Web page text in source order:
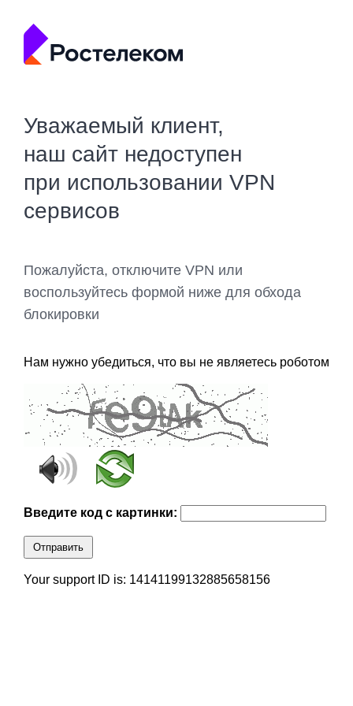
Уважаемый клиент,
наш сайт недоступен
при использовании VPN
сервисов
Пожалуйста, отключите VPN или
воспользуйтесь формой ниже для обхода
блокировки
Нам нужно убедиться, что вы не являетесь роботом
Введите код с картинки:
Отправить
Your support ID is: 14141199132885658156